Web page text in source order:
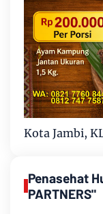
Kota Jambi,
Penasehat
PARTNERS"